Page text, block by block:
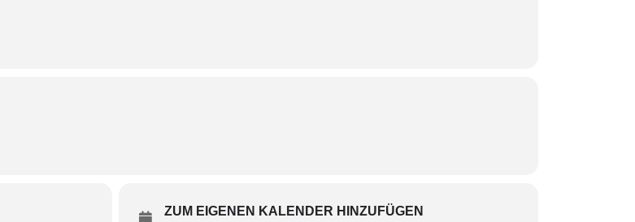
ZUM EIGENEN KALENDER HINZUFÜGEN